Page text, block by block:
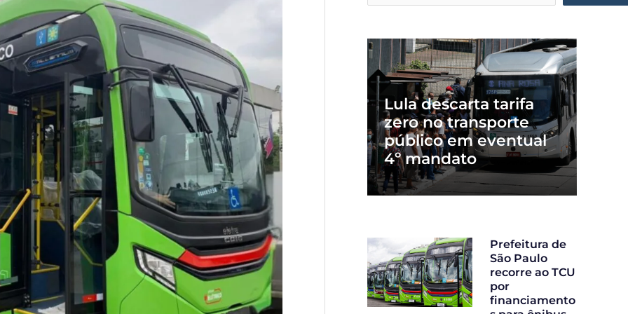
Lula descarta tarifa
zero no transporte
público em eventual
4º mandato
Prefeitura de
São Paulo
recorre ao TCU
por
financiamento